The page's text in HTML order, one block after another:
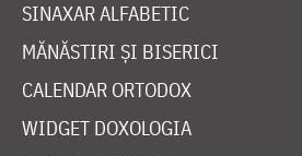
SINAXAR ALFABETIC
MĂNĂSTIRI ȘI BISERICI
CALENDAR ORTODOX
WIDGET DOXOLOGIA